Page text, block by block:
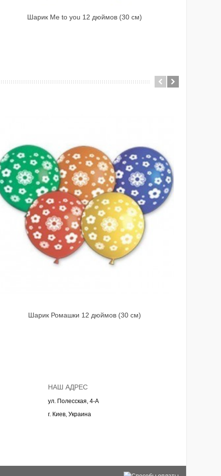
Шарик Me to you 12 дюймов (30 см)
Шарик Ромашки 12 дюймов (30 см)
НАШ АДРЕС
ул. Полесская, 4-А
г. Киев, Украина